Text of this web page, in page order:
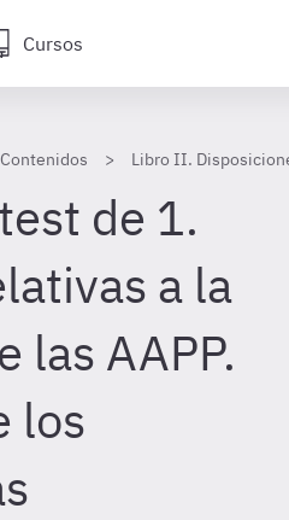
Cursos
Contenidos Libro II.
de 1.
a la
las AAPP.
los